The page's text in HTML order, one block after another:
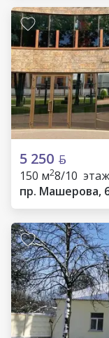
5 250
150 м28/10 этаж
пр. Машерова,